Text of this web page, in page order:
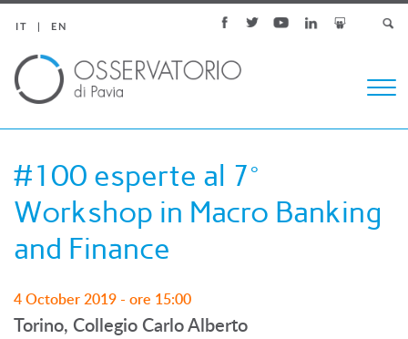
IT EN
#100 esperte al 7°
Workshop in Macro Banking
and Finance
4 October 2019 - ore 15:00
Torino, Collegio Carlo Alberto